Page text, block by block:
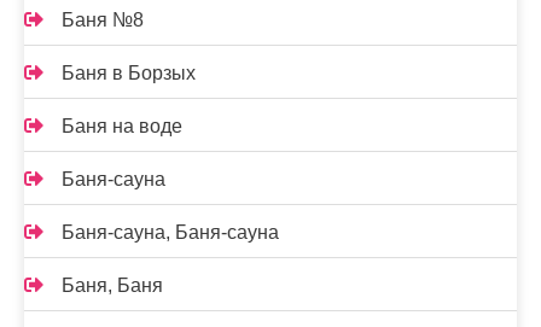
Баня №8
Баня в Борзых
Баня на воде
Баня-сауна
Баня-сауна, Баня-сауна
Баня, Баня